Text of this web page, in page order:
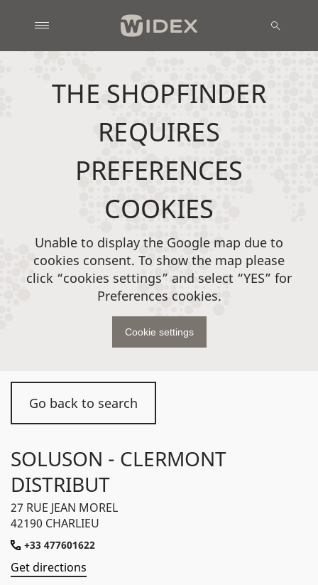
Go back to search
SOLUSON - CLERMONT
DISTRIBUT
27 RUE JEAN MOREL
42190 CHARLIEU
+33 477601622
Get directions
THE SHOPFINDER
REQUIRES
PREFERENCES
COOKIES
Unable to display the Google map due to
cookies consent. To show the map please
click “cookies settings” and select “YES” for
Preferences cookies.
Cookie settings